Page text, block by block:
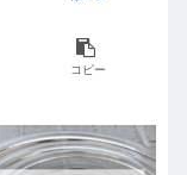
コピー